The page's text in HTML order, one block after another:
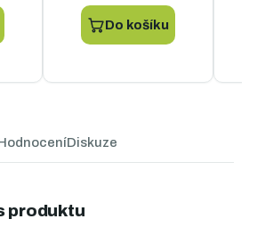
Do košíku
Diskuze
produktu